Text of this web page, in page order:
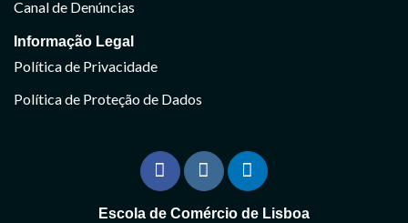
Canal de Denúncias
Informação Legal
Política de Privacidade
Política de Proteção de Dados
Escola de Comércio de Lisboa